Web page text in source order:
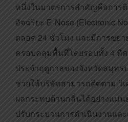
หนึ่งในมาตรการสำคัญคือการ
อัจฉริยะ E-Nose (Electronic
ตลอด 24 ชั่วโมง และมีการขยา
ครอบคลุมพื้นที่โดยรอบทั้ง 4 ทิ
ประจำฤดูกาลของจังหวัดสมุทร
ช่วยให้บริษัทสามารถติดตาม วิ
ผลกระทบด้านกลิ่นได้อย่างแม่
ปรับกระบวนการดำเนินงานแล